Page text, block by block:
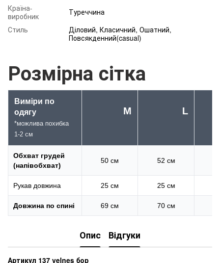
Країна-
виробник
Туреччина
Стиль
Діловий, Класичний, Ошатний,
Повсякденний(casual)
Розмірна сітка
Виміри по
одягу
*можлива похибка
1-2 см
M L
Обхват грудей
(напівобхват)
50 см 52 см
Рукав довжина 25 см 25 см
Довжина по спині 69 см 70 см
Опис Відгуки
Артикул 137 velnes бор